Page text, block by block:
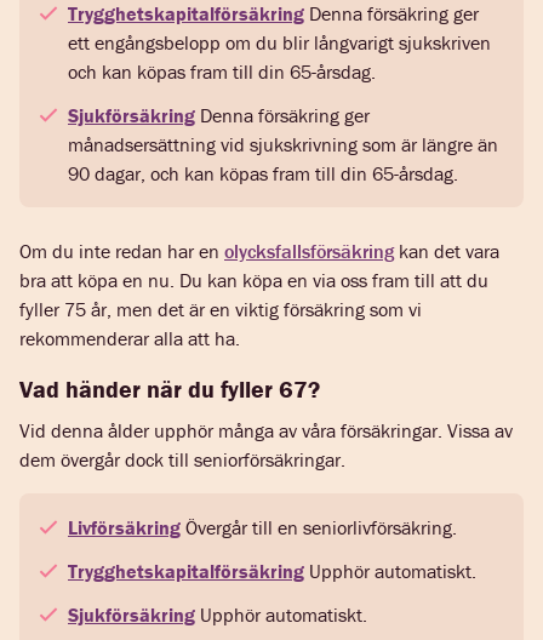
Trygghetskapitalförsäkring Denna försäkring ger
ett engångsbelopp om du blir långvarigt sjukskriven
och kan köpas fram till din 65-årsdag.
Sjukförsäkring Denna försäkring ger
månadsersättning vid sjukskrivning som är längre än
90 dagar, och kan köpas fram till din 65-årsdag.
Om du inte redan har en olycksfallsförsäkringkan det vara
bra att köpa en nu. Du kan köpa en via oss fram till att du
fyller 75 år, men det är en viktig försäkring som vi
rekommenderar alla att ha.
Vad händer när du fyller 67?
Vid denna ålder upphör många av våra försäkringar. Vissa av
dem övergår dock till seniorförsäkringar.
Livförsäkring Övergår till en seniorlivförsäkring.
Trygghetskapitalförsäkring Upphör automatiskt.
Sjukförsäkring Upphör automatiskt.